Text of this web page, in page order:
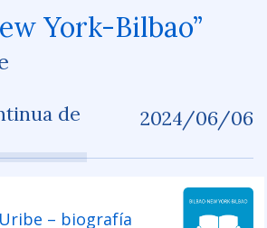
York-Bilbao”
de
2024/06/06
– biografía